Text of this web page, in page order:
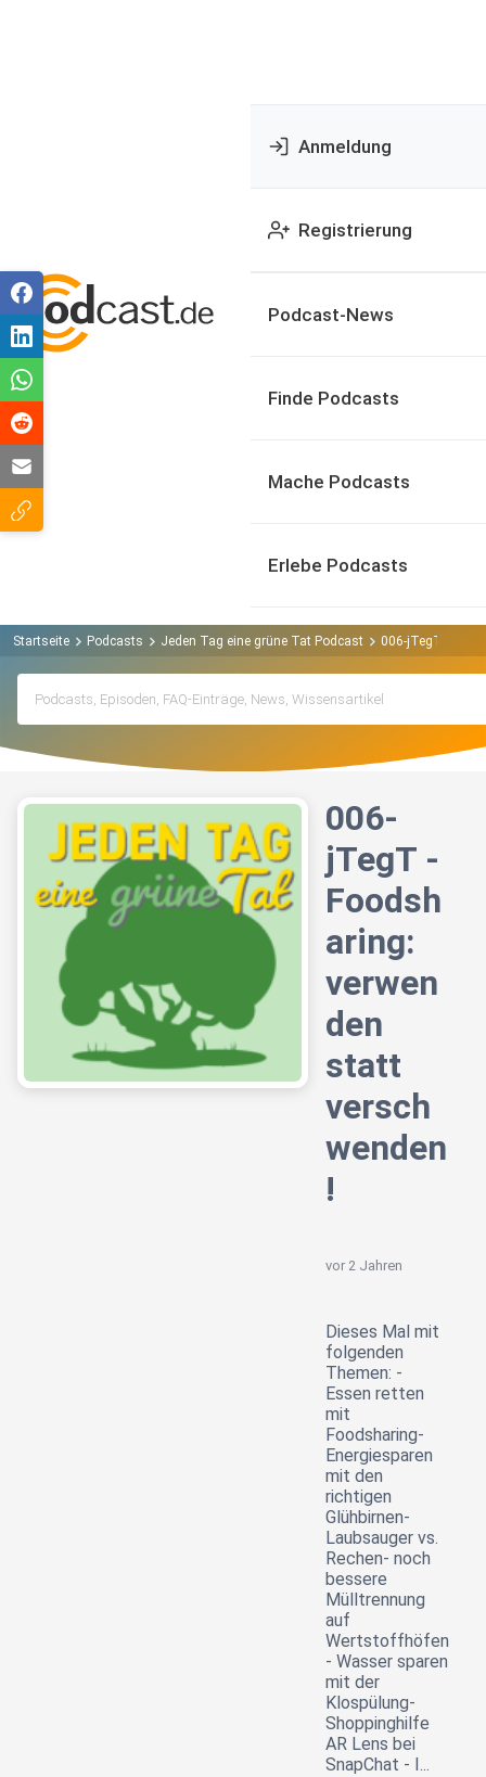
Anmeldung
Registrierung
Podcast-News
Finde Podcasts
Mache Podcasts
Erlebe Podcasts
Startseite Podcasts Jeden Tag eine grüne Tat Podcast 006-jTegT -
006-
jTegT -
Foodsh
aring:
verwen
den
statt
versch
wenden
!
vor 2 Jahren
Dieses Mal mit
folgenden
Themen: -
Essen retten
mit
Foodsharing-
Energiesparen
mit den
richtigen
Glühbirnen-
Laubsauger vs.
Rechen- noch
bessere
Mülltrennung
auf
Wertstoffhöfen
- Wasser sparen
mit der
Klospülung-
Shoppinghilfe
AR Lens bei
SnapChat - I...